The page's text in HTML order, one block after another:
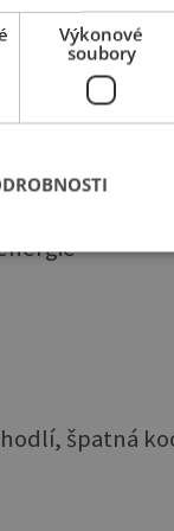
špatná
Výkonové
soubory